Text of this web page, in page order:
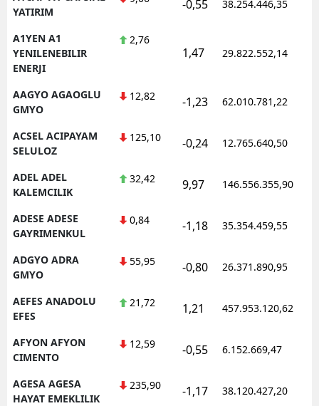
YATIRIM
-0,55 38.254.446,35
A1YEN A1
YENILENEBILIR
ENERJI
2,76
1,47 29.822.552,14
AAGYO AGAOGLU
GMYO
12,82 -1,23 62.010.781,22
ACSEL ACIPAYAM
SELULOZ
125,10 -0,24 12.765.640,50
ADEL ADEL
KALEMCILIK
32,42 9,97 146.556.355,90
ADESE ADESE
GAYRIMENKUL
0,84 -1,18 35.354.459,55
ADGYO ADRA
GMYO
55,95 -0,80 26.371.890,95
AEFES ANADOLU
EFES
21,72 1,21 457.953.120,62
AFYON AFYON
CIMENTO
12,59 -0,55 6.152.669,47
AGESA AGESA
HAYAT EMEKLILIK
235,90 -1,17 38.120.427,20